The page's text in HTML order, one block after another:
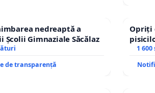
nedreaptă a
Școlii Gimnaziale Săcălaz
de transparență
Opriți
1